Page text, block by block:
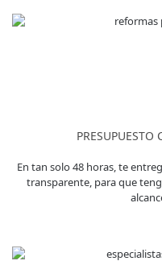
PRESUPUESTO
En tan solo 48 horas, te
transparente, para que